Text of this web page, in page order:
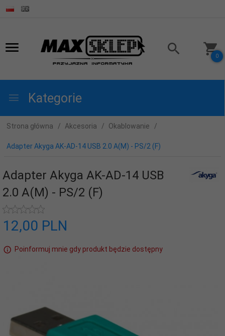
0
Kategorie
Strona główna Akcesoria Okablowanie
Adapter Akyga AK-AD-14 USB 2.0 A(M) - PS/2 (F)
Adapter Akyga AK-AD-14 USB
2.0 A(M) - PS/2 (F)
12,00 PLN
Poinformuj mnie gdy produkt będzie dostępny